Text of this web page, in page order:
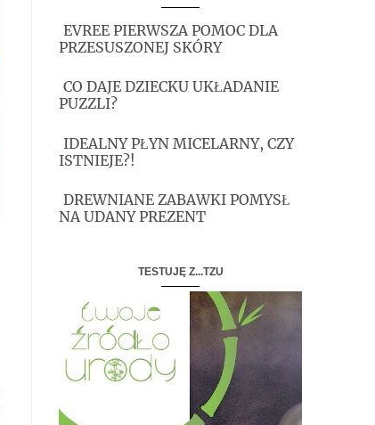
EVREE PIERWSZA POMOC DLA
PRZESUSZONEJ SKÓRY
CO DAJE DZIECKU UKŁADANIE
PUZZLI?
IDEALNY PŁYN MICELARNY, CZY
ISTNIEJE?!
DREWNIANE ZABAWKI POMYSŁ
NA UDANY PREZENT
TESTUJĘ Z...TZU